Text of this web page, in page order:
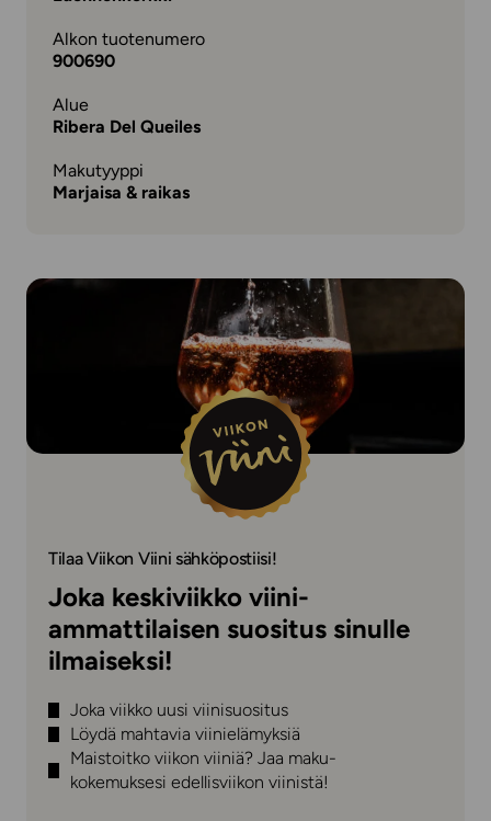
Alkon tuotenumero
900690
Alue
Ribera Del Queiles
Makutyyppi
Marjaisa & raikas
Tilaa Viikon Viini sähköpostiisi!
Joka keskiviikko viini-
ammattilaisen suositus sinulle
ilmaiseksi!
Joka viikko uusi viinisuositus
Löydä mahtavia viinielämyksiä
Maistoitko viikon viiniä? Jaa maku-
kokemuksesi edellisviikon viinistä!